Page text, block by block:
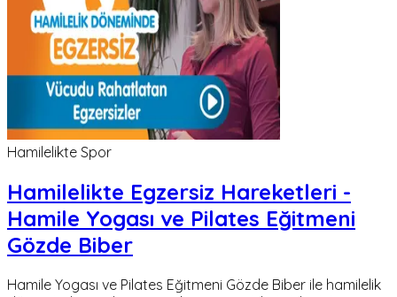
Hamilelikte Spor
Hamilelikte Egzersiz Hareketleri -
Hamile Yogası ve Pilates Eğitmeni
Gözde Biber
Hamile Yogası ve Pilates Eğitmeni Gözde Biber ile hamilelik